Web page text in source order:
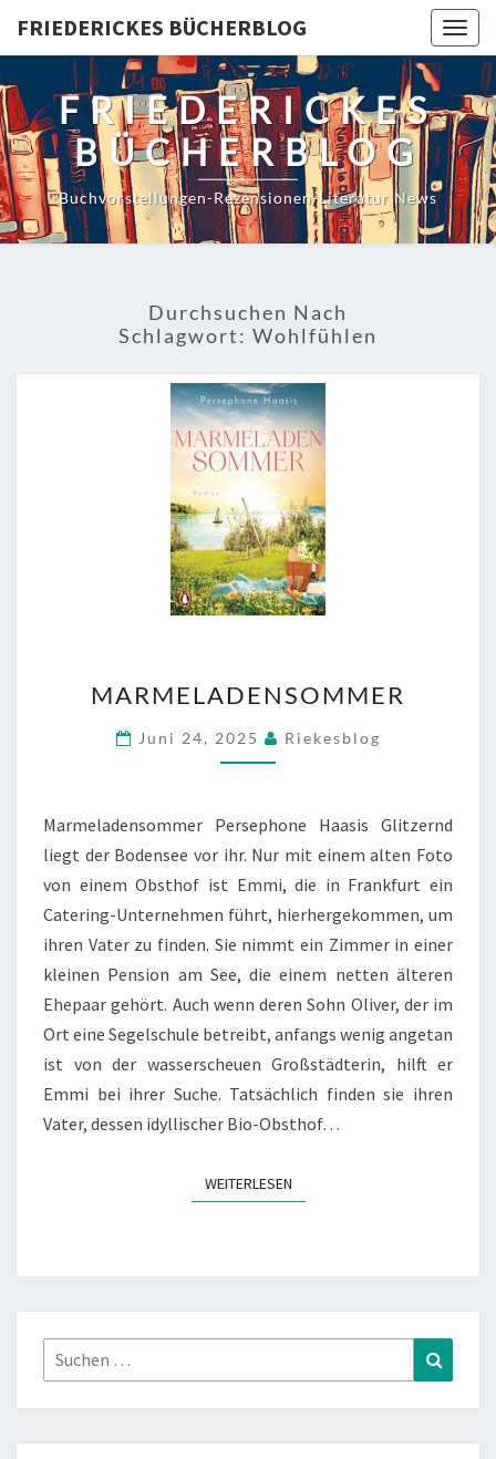
content
FRIEDERICKES BÜCHERBLOG
FRIEDERICKES
BÜCHERBLOG
Buchvorstellungen-Rezensionen-Literatur News
Durchsuchen Nach
Schlagwort: Wohlfühlen
MARMELADENSOMMER
Juni 24, 2025 Riekesblog
Marmeladensommer Persephone Haasis Glitzernd
liegt der Bodensee vor ihr. Nur mit einem alten Foto
von einem Obsthof ist Emmi, die in Frankfurt ein
Catering-Unternehmen führt, hierhergekommen, um
ihren Vater zu finden. Sie nimmt ein Zimmer in einer
kleinen Pension am See, die einem netten älteren
Ehepaar gehört. Auch wenn deren Sohn Oliver, der im
Ort eine Segelschule betreibt, anfangs wenig angetan
ist von der wasserscheuen Großstädterin, hilft er
Emmi bei ihrer Suche. Tatsächlich finden sie ihren
Vater, dessen idyllischer Bio-Obsthof…
WEITERLESENWEITERLESEN
Suchen
nach: